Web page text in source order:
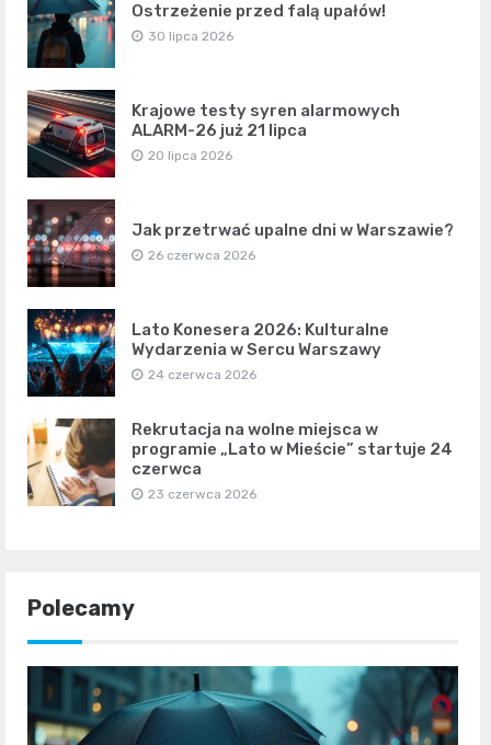
Ostrzeżenie przed falą upałów!
30 lipca 2026
Krajowe testy syren alarmowych
ALARM-26 już 21 lipca
20 lipca 2026
Jak przetrwać upalne dni w Warszawie?
26 czerwca 2026
Lato Konesera 2026: Kulturalne
Wydarzenia w Sercu Warszawy
24 czerwca 2026
Rekrutacja na wolne miejsca w
programie „Lato w Mieście” startuje 24
czerwca
23 czerwca 2026
Polecamy